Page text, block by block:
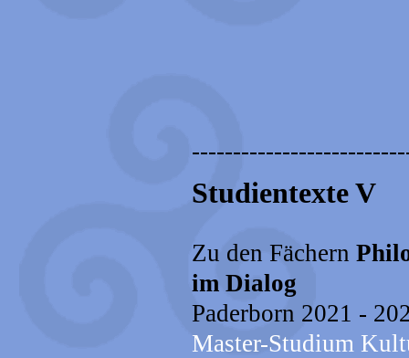
Studientexte V
Zu den Fächern
im Dialog
Paderborn 2021 -
Master-Studium